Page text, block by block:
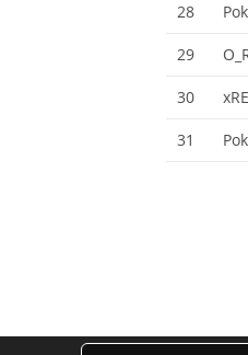
28
29
30
31